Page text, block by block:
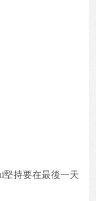
堅持要在最後一天